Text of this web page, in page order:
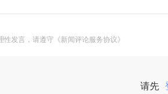
性发言，请遵守《新闻评论服务协议》
请先